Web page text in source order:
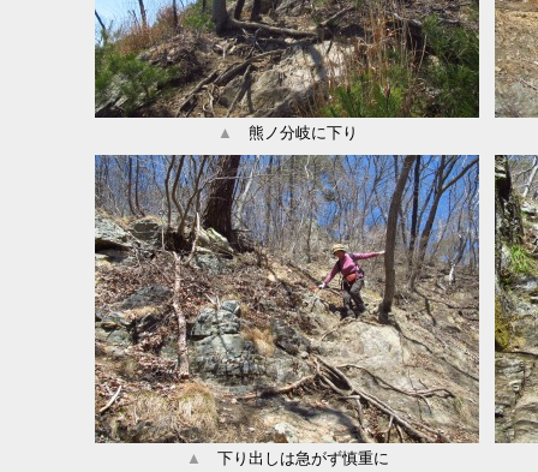
▲ 熊ノ分岐に下り
▲ 下り出しは急がず慎重に